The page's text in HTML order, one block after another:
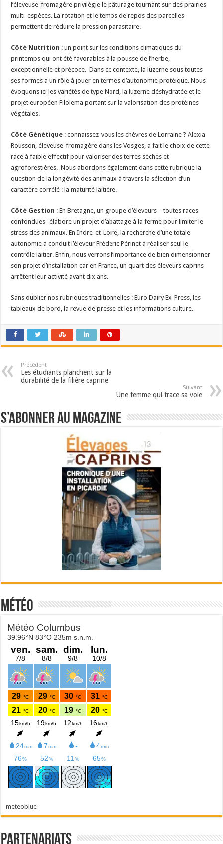
l’éleveuse-fromagère privilégie le pâturage tournant sur des prairies
multi-espèces. La rotation et le temps de repos des parcelles
permettent de réduire la pression parasitaire.
Côté Nutrition : un point sur les conditions climatiques du
printemps qui ont été favorables à la pousse de l’herbe,
exceptionnelle et précoce. Dans ce contexte, la luzerne sous toutes
ses formes a un rôle à jouer en termes d’autonomie protéique. Nous
évoquons ici les variétés de type Nord, la luzerne déshydratée et le
projet européen Filolema portant sur la valorisation des protéines
végétales.
Côté Génétique : connaissez-vous les chèvres de Lorraine ? Alexia
Rousson, éleveuse-fromagère dans les Vosges, a fait le choix de cette
race à faible effectif pour valoriser des terres sèches et
agroforestières. Nous abordons également dans cette rubrique la
question de la longévité des animaux à travers la sélection d’un
caractère corrélé : la maturité laitière.
Côté Gestion : En Bretagne, un groupe d’éleveurs – toutes races
confondues- élabore un projet d’abattage à la ferme pour limiter le
stress des animaux. En Indre-et-Loire, la recherche d’une totale
autonomie a conduit l’éleveur Frédéric Périnet à réaliser seul le
contrôle laitier. Enfin, nous verrons l’importance de bien dimensionner
son projet d’installation car en France, un quart des éleveurs caprins
arrêtent leur activité avant dix ans.
Sans oublier nos rubriques traditionnelles : Euro Dairy Ex-Press, les
tableaux de bord, la revue de presse et les informations culture.
Précédent
Les étudiants planchent sur la
durabilité de la filière caprine
Suivant
Une femme qui trace sa voie
S’abonner au magazine
Météo
meteoblue
Partenariats